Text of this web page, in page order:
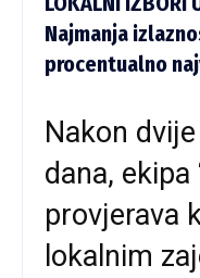
Najmanja
procentualno
Nakon
dana, ekipa
provjerava
lokalnim